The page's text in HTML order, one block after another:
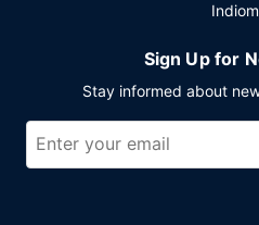
Sign Up for
Stay informed about